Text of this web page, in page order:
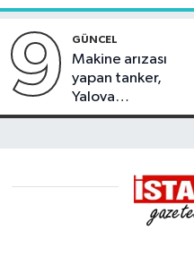
9 GÜNCEL
Makine arızası
yapan tanker,
Yalova
Demirleme